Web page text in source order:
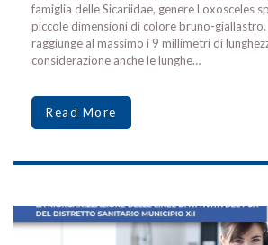
famiglia delle Sicariidae, genere Loxosceles
piccole dimensioni di colore bruno-
raggiunge al massimo i 9 millimetri di
considerazione anche le lunghe…
Read More